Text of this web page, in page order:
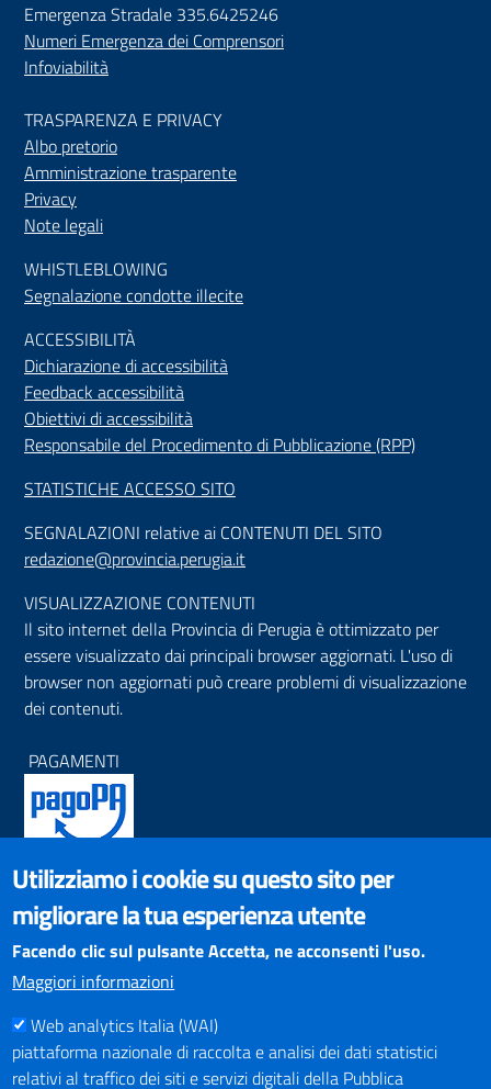
Emergenza Stradale 335.6425246
Numeri Emergenza dei Comprensori
Infoviabilità
TRASPARENZA E PRIVACY
Albo pretorio
Amministrazione trasparente
Privacy
Note legali
WHISTLEBLOWING
Segnalazione condotte illecite
ACCESSIBILITÀ
Dichiarazione di accessibilità
Feedback accessibilità
Obiettivi di accessibilità
Responsabile del Procedimento di Pubblicazione (RPP)
STATISTICHE ACCESSO SITO
SEGNALAZIONI relative ai CONTENUTI DEL SITO
redazione@provincia.perugia.it
VISUALIZZAZIONE CONTENUTI
Il sito internet della Provincia di Perugia è ottimizzato per
essere visualizzato dai principali browser aggiornati. L'uso di
browser non aggiornati può creare problemi di visualizzazione
dei contenuti.
PAGAMENTI
SOCIAL NETWORKS
Pagina Facebook
Profilo Instagram
Canale YouTube
Utilizziamo i cookie su questo sito per
migliorare la tua esperienza utente
Facendo clic sul pulsante Accetta, ne acconsenti l'uso.
Maggiori informazioni
Web analytics Italia (WAI)
piattaforma nazionale di raccolta e analisi dei dati statistici
relativi al traffico dei siti e servizi digitali della Pubblica